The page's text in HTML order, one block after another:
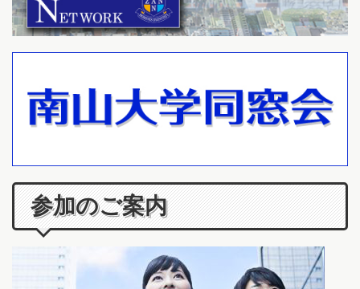
参加のご案内